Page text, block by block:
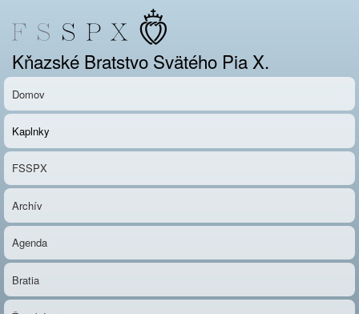
obsah
Kňazské Bratstvo Svätého Pia X.
Domov
Kaplnky
FSSPX
Archív
Agenda
Bratia